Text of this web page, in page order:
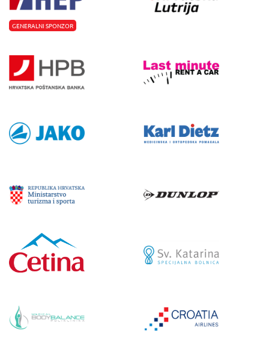
GENERALNI SPONZOR